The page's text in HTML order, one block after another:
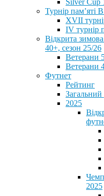
Silver Cup
Турнір пам’яті
XVII
IV турнір
Відкрита
40+, сезон 25/26
Ветерани
Ветерани
Футнет
Рейтинг
Загальний
2025
2025